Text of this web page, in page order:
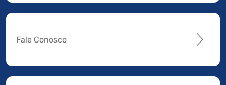
Fale Conosco